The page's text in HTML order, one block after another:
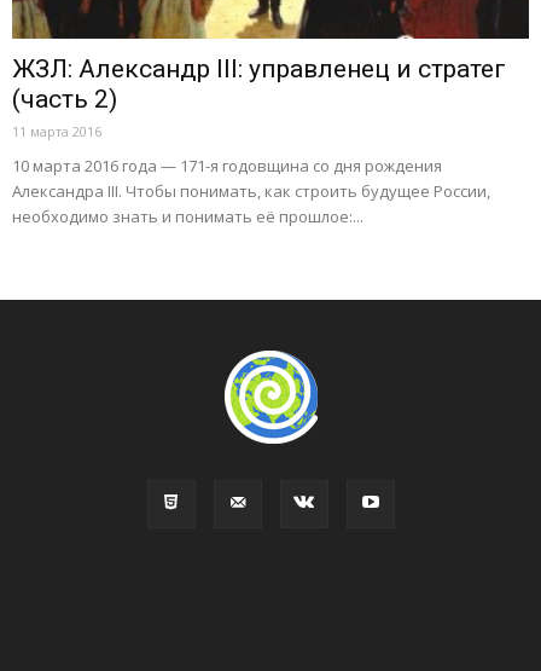
ЖЗЛ: Александр III: управленец и стратег
(часть 2)
11 марта 2016
10 марта 2016 года — 171-я годовщина со дня рождения
Александра III. Чтобы понимать, как строить будущее России,
необходимо знать и понимать её прошлое:...